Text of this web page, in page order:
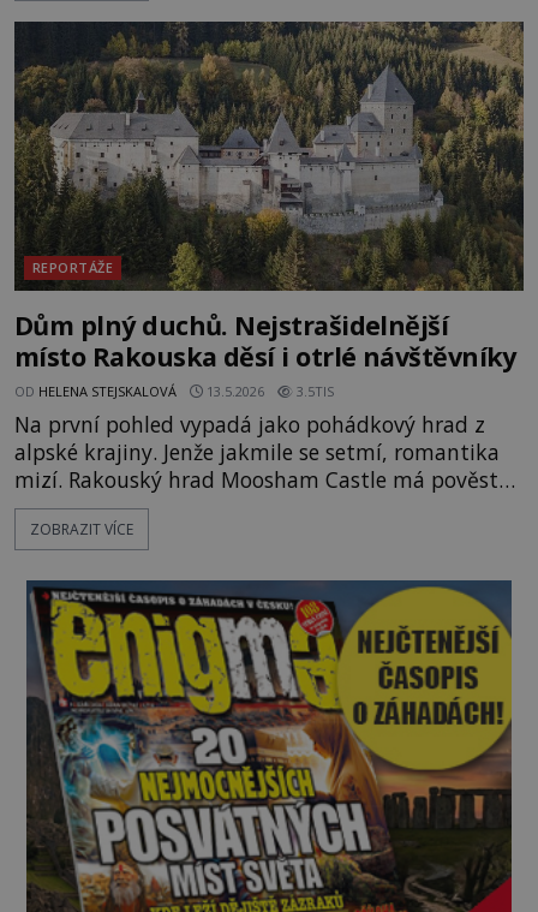
je umělá družice od povrchu Marsu vzdálena asi
1873 kilometrů, nachá
REPORTÁŽE
Dům plný duchů. Nejstrašidelnější
místo Rakouska děsí i otrlé návštěvníky
OD HELENA STEJSKALOVÁ 13.5.2026 3.5TIS
Na první pohled vypadá jako pohádkový hrad z
alpské krajiny. Jenže jakmile se setmí, romantika
mizí. Rakouský hrad Moosham Castle má pověst
nejděsivějšího domu v celé zemi. Lidé tu údajně
slyší kroky v prázdných chodbách, šeptání ze zdí i
temná minulost mohla zanechat něco, co se
dodnes nepodařilo vysvětlit. Kamenný hrad stojí v
horách Salcburska u
ZOBRAZIT VÍCE